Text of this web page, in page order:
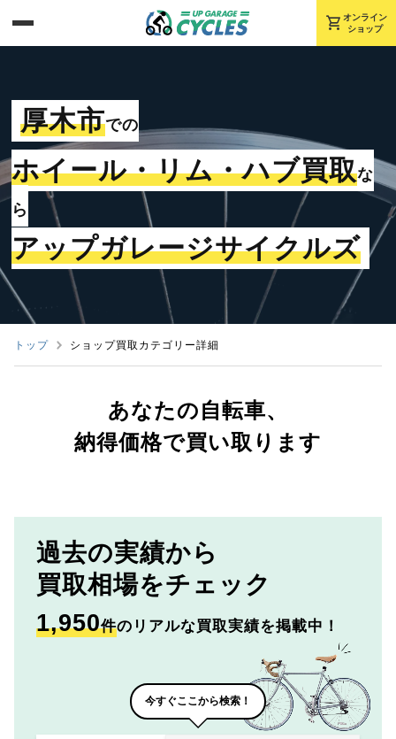
shopping_cart オンライン
ショップ
厚木市での
ホイール・リム・ハブ買取な
ら
アップガレージサイクルズ
トップ ショップ買取カテゴリー詳細
あなたの自転車、
納得価格で買い取ります
過去の実績から
買取相場をチェック
1,950件のリアルな買取実績を掲載中！
今すぐここから検索！